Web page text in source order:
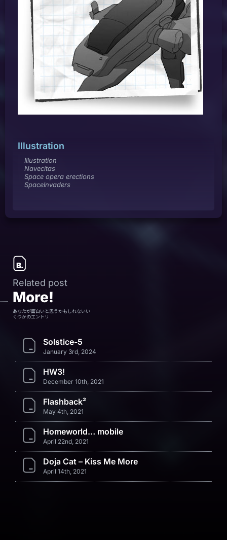
Illustration
Illustration
Navecitas
Space opera erections
SpaceInvaders
Related post
More!
あなたが面白いと思うかもしれないい
くつかのエントリ
Solstice-5
January 3rd, 2024
HW3!
December 10th, 2021
Flashback²
May 4th, 2021
Homeworld… mobile
April 22nd, 2021
Doja Cat – Kiss Me More
April 14th, 2021